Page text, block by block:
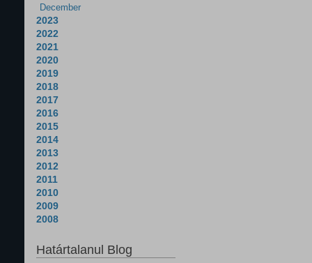
December
2023
2022
2021
2020
2019
2018
2017
2016
2015
2014
2013
2012
2011
2010
2009
2008
Határtalanul Blog